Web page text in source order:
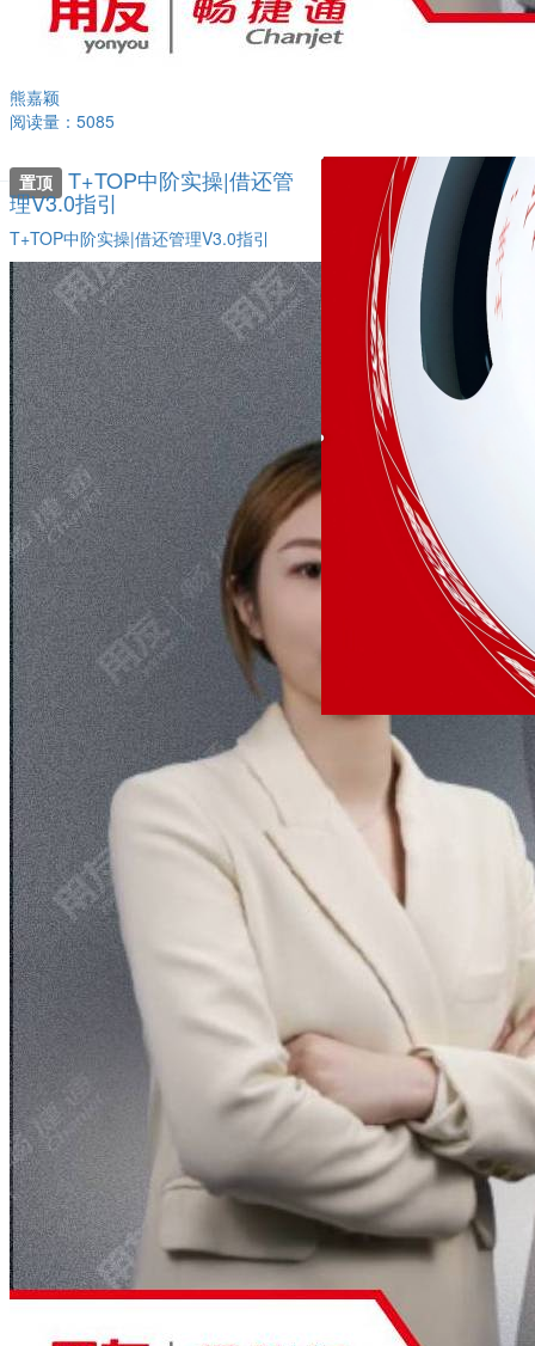
熊嘉颖
阅读量：5085
置顶 T+TOP中阶实操|借还管
理V3.0指引
T+TOP中阶实操|借还管理V3.0指引